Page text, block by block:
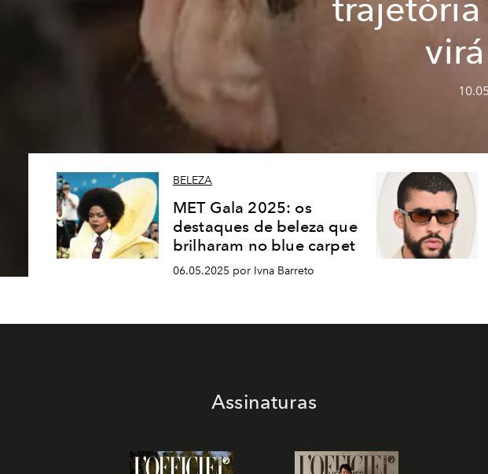
BELEZA
MET Gala 2025: os
destaques de beleza que
brilharam no blue carpet
06.05.2025 por Ivna Barreto
Assinaturas